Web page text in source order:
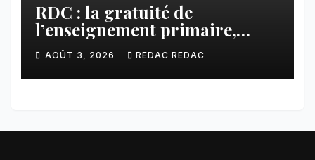
RDC : la gratuité de
l’enseignement primaire,
vision phare du Président
Félix Tshisekedi réaffirmée
par une circulaire du
AOÛT 3, 2026 REDAC REDAC